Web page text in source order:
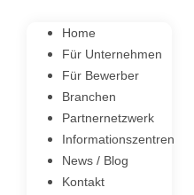
Home
Für Unternehmen
Für Bewerber
Branchen
Partnernetzwerk
Informationszentren
News / Blog
Kontakt